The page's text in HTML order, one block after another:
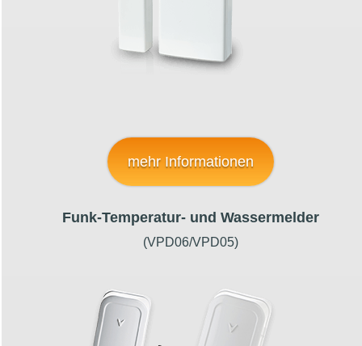
mehr Informationen
Funk-Temperatur- und Wassermelder
(VPD06/VPD05)